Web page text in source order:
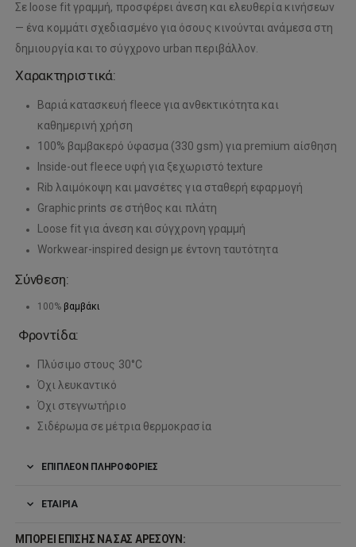
Σε loose fit γραμμή, προσφέρει άνεση και ελευθερία κινήσεων
— ένα κομμάτι σχεδιασμένο για όσους κινούνται ανάμεσα στη
δημιουργία και το σύγχρονο urban περιβάλλον.
Χαρακτηριστικά:
Βαριά κατασκευή fleece για ανθεκτικότητα και
καθημερινή χρήση
100% βαμβακερό ύφασμα (330 gsm) για premium αίσθηση
Inside-out fleece υφή για ξεχωριστό texture
Rib λαιμόκοψη και μανσέτες για σταθερή εφαρμογή
Graphic prints σε στήθος και πλάτη
Loose fit για άνεση και σύγχρονη γραμμή
Workwear-inspired design με έντονη ταυτότητα
Σύνθεση:
100% βαμβάκι
Φροντίδα:
Πλύσιμο στους 30°C
Όχι λευκαντικό
Όχι στεγνωτήριο
Σιδέρωμα σε μέτρια θερμοκρασία
ΕΠΙΠΛΈΟΝ ΠΛΗΡΟΦΟΡΊΕΣ
ΕΤΑΙΡΊΑ
ΜΠΟΡΕΊ ΕΠΊΣΗΣ ΝΑ ΣΑΣ ΑΡΈΣΟΥΝ: